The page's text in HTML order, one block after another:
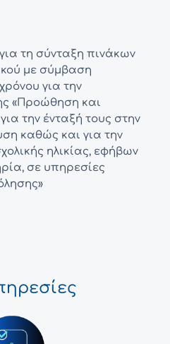
τη σύνταξη πινάκων
με σύμβαση
για την
«Προώθηση και
την ένταξή τους στην
καθώς και για την
ηλικίας, εφήβων
σε υπηρεσίες